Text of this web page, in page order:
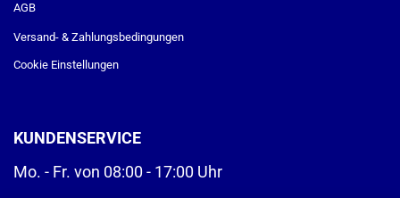
AGB
Versand- & Zahlungsbedingungen
Cookie Einstellungen
KUNDENSERVICE
Mo. - Fr. von 08:00 - 17:00 Uhr